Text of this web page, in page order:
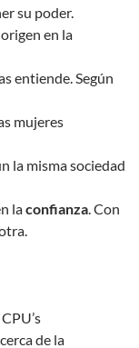
su poder.
en la
entiende. Según
mujeres
la misma sociedad
laconfianza. Con
de la